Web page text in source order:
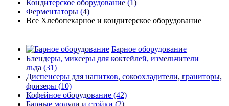
Кондитерское оборудование (1)
Ферментаторы (4)
Все Хлебопекарное и кондитерское оборудование
Барное оборудование
Блендеры, миксеры для коктейлей, измельчители
льда (31)
Диспенсеры для напитков, сокоохладители, граниторы,
фризеры (10)
Кофейное оборудование (42)
Барные модули и стойки (2)